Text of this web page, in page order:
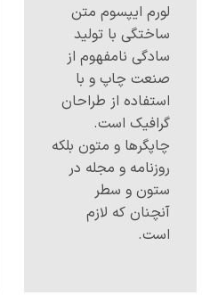
لورم ایپسوم متن
ساختگی با تولید
سادگی نامفهوم از
صنعت چاپ و با
استفاده از طراحان
گرافیک است.
چاپگرها و متون بلکه
روزنامه و مجله در
ستون و سطر
آنچنان که لازم
است.